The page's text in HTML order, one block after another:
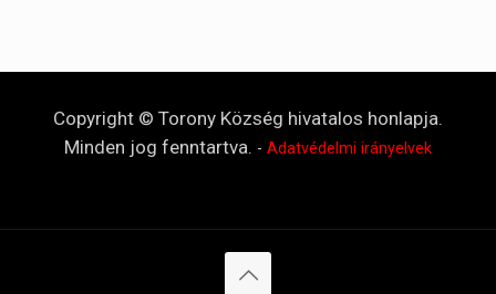
Copyright © Torony Község hivatalos honlapja.
Minden jog fenntartva. - Adatvédelmi irányelvek